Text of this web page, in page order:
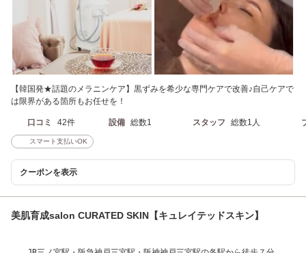
【韓国発★話題のメラニンケア】黒ずみを希少な専門ケアで改善♪自己ケアで
は限界がある箇所もお任せを！
口コミ 42件 設備 総数1 スタッフ 総数1人
スマート支払いOK
クーポンを表示
美肌育成salon CURATED SKIN【キュレイテッドスキン】